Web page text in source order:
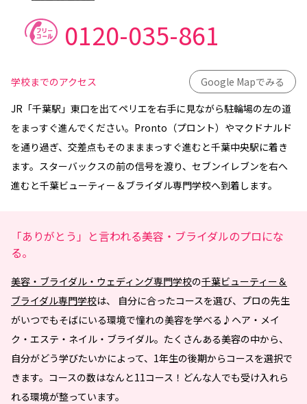
0120-035-861
学校までのアクセス
Google Mapでみる
JR「千葉駅」東口を出てペリエを右手に見ながら駐輪場の左の道
をまっすぐ進んでください。Pronto（プロント）やマクドナルド
を通り過ぎ、交差点もそのまままっすぐ進むと千葉中央駅に着き
ます。スターバックスの前の信号を渡り、セブンイレブンを右へ
進むと千葉ビューティー＆ブライダル専門学校へ到着します。
「ありがとう」と言われる美容・ブライダルのプロにな
る。
美容・ブライダル・ウェディング専門学校の千葉ビューティー＆
ブライダル専門学校は、 自分に合ったコースを選び、プロの先生
がいつでもそばにいる環境で憧れの美容を学べる♪ヘア・メイ
ク・エステ・ネイル・ブライダル。たくさんある美容の中から、
自分がどう学びたいかによって、1年生の後期からコースを選択で
きます。コースの数はなんと11コース！どんな人でも受け入れら
れる環境が整っています。